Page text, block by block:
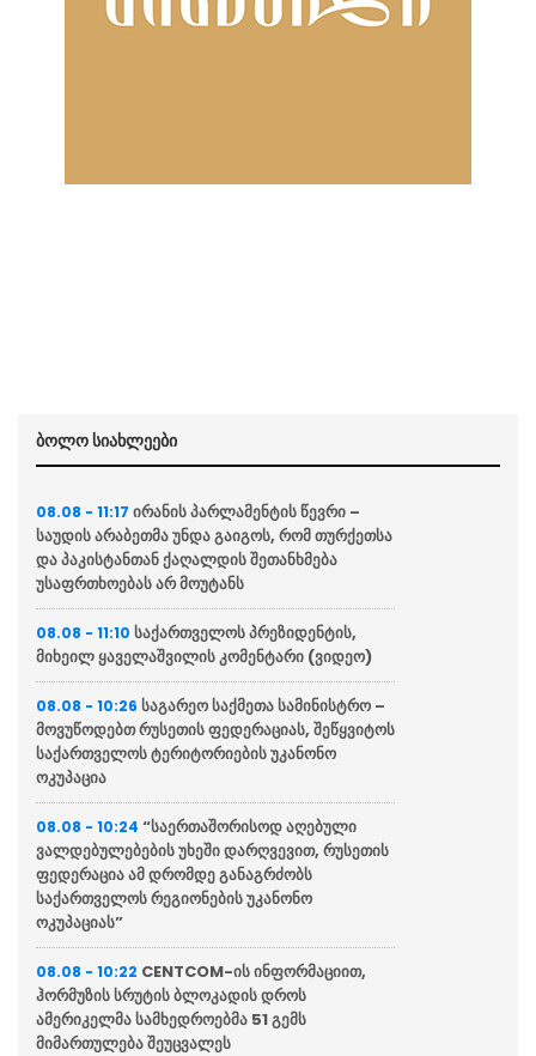
ბოლო სიახლეები
08.08 - 11:17 ირანის პარლამენტის წევრი –
საუდის არაბეთმა უნდა გაიგოს, რომ თურქეთსა
და პაკისტანთან ქაღალდის შეთანხმება
უსაფრთხოებას არ მოუტანს
08.08 - 11:10 საქართველოს პრეზიდენტის,
მიხეილ ყაველაშვილის კომენტარი (ვიდეო)
08.08 - 10:26 საგარეო საქმეთა სამინისტრო –
მოვუწოდებთ რუსეთის ფედერაციას, შეწყვიტოს
საქართველოს ტერიტორიების უკანონო
ოკუპაცია
08.08 - 10:24 “საერთაშორისოდ აღებული
ვალდებულებების უხეში დარღვევით, რუსეთის
ფედერაცია ამ დრომდე განაგრძობს
საქართველოს რეგიონების უკანონო
ოკუპაციას”
08.08 - 10:22 CENTCOM-ის ინფორმაციით,
ჰორმუზის სრუტის ბლოკადის დროს
ამერიკელმა სამხედროებმა 51 გემს
მიმართულება შეუცვალეს